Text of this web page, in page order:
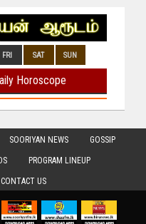
SOORIYAN NEWS GOSSIP
PROGRAM LINEUP
CONTACT US